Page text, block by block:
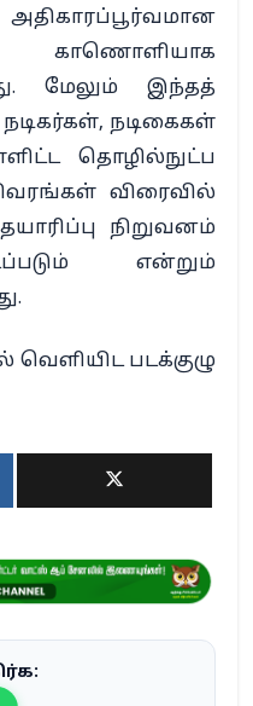
மேலும் இந்தத்
நடிகர்கள், நடிகைகள்
தொழில்நுட்ப
விரைவில்
நிறுவனம்
என்றும்
வெளியிட படக்குழு